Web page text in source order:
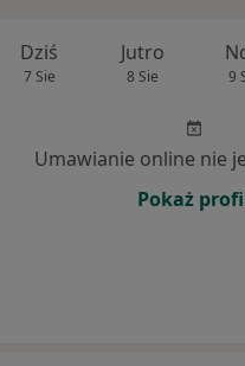
Dziś
7 Sie
Jutro
8 Sie 9
Umawianie online nie
Pokaż